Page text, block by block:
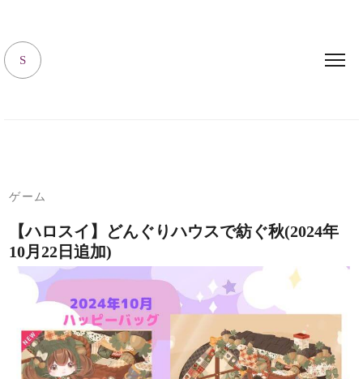
S
ゲーム
【ハロスイ】どんぐりハウスで紡ぐ秋(2024年
10月22日追加)